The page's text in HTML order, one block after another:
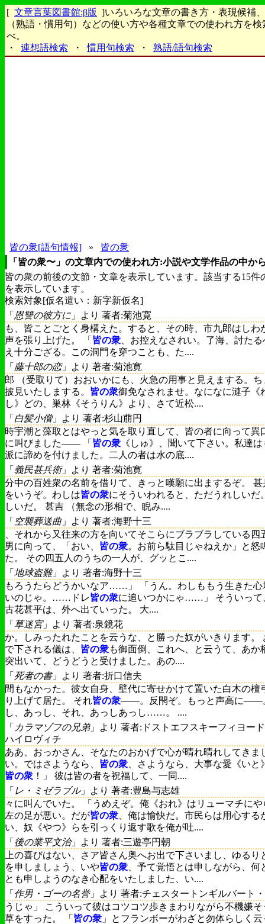
[ 文章言葉図書館:β版 ]いろいろな文章の書き方・表現候補
（熟語・慣用句）などの使い方や各種文章での使われ方を検
べ。
・
連想語検索 ・ 慣用句検索 ・ 熟語/語句検索
皆の衆[語句情報] »
皆の衆
「皆の衆〜」の文章内での使われ方:小説や文学作品の中か
皆の衆の前後の文節・文章を表示しています。該当する15件
を表示しています。
検索対象[仮名遣い：新字新仮名]
「 恩讐の彼方に 」より 著者:菊池寛
も、皆ことごとく身構えた。すると、その時、市九郎はしわ
声を張り上げた。 「 皆の衆 、お控えなされい。了海、討た
え十分ござる。この洞門を穿つことも、た....
「 藤十郎の恋」より 著者:菊池寛
郎 （受取りて）おおいかにも、火急の用事と見えまする。ち
披見いたしまする。 皆の衆御免なされませ。なになに漣子《
し》どの、巣林《そうりん》より、さて近松....
「 白髪小僧」より 著者:杉山萠円
時宇潮と藻取とはやっと気を取り直して、皆の者に向って異
に叫びました―― 「 皆の衆 《しゅ》、聞いて下さい。私達
派に諦めを付けました。二人の者は水の底....
「 義民甚兵衛」より 著者:菊池寛
分中の百姓衆の名前を借りて、きっと嘆願に出まするぞ。 甚
をいうぞ。わしは皆の衆にそういわれると、ただうれしいだ
しいだ。 甚吉 （無念の形相で、睨み....
「 空襲葬送曲 」より 著者:海野十三
、それから又往来の方を向いてそこらにブラブラしている四
男に向って、「おい、 皆の衆。お前ら駄目じゃねえか」と怒
た。 その四五人のうちの一人が、グッとこ....
「 地球盗難」より 著者:海野十三
もろうたらどうかいなア……」 「うん。わしももう生きた心
いのじゃ。……ドレ皆の衆に追いつかにゃ……」 そういって
古花甚平は、外へ出ていった。 大....
「 草迷宮」より 著者:泉鏡花
か。しみったれたことを云うな、と勝った奴がいきります。
で下される儀は、 皆の衆も御面倒、これへ、と云うて、あか
突出いて、どうどうと受けました。あの....
「 死者の書」より 著者:折口信夫
間もなかった。彼女自身、壁代に寄せかけて置いた白木の檀
り上げて居た。 それ皆の衆――。反閇ぞ。もっと声高に――
し、あっし、それ、あっしあっし……。 ....
「 カラマゾフの兄弟」より 著者:ドストエフスキーフィヨー
ハイロヴィチ
ああ、おっかさん、そなたのおかげで心が晴れ晴れしてきま
い。ではさようなら、 皆の衆 、さようなら、大事な愛《いと
皆の衆 ！」 彼は皆の者を祝福して、一同....
「 レ・ミゼラブル」より 著者:豊島与志雄
々に叫んでいた。 「うめえぞ。俺《おれ》はリューマチにや
左の足が悪い。だが皆の衆 、俺は愉快だ。市民らは用心する
い、奴《やつ》らを引っくり返す歌を俺が吐....
「 後の業平文治」より 著者:三遊亭円朝
上の喜びはない、さア皆さん奥へお出で下さいまし、ゆるり
を申しましょう、いや皆の衆 、予て覚悟とは申しながら、何
とも申しようのなき心配をいたしました、い....
「 作男・ゴーの名誉」より 著者:チェスタートンギルバート
うじゃ」 こういって彼はコツコツ歩きまわりながら不機嫌そ
草をすった。 「 皆の衆 」とフランボーがわざと勿体らしく